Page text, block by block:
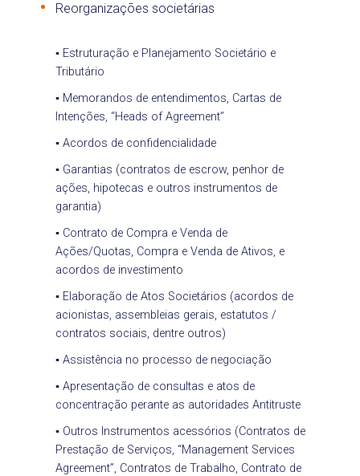
Reorganizações societárias
▪ Estruturação e Planejamento Societário e
Tributário
▪ Memorandos de entendimentos, Cartas de
Intenções, “Heads of Agreement”
▪ Acordos de confidencialidade
▪ Garantias (contratos de escrow, penhor de
ações, hipotecas e outros instrumentos de
garantia)
▪ Contrato de Compra e Venda de
Ações/Quotas, Compra e Venda de Ativos, e
acordos de investimento
▪ Elaboração de Atos Societários (acordos de
acionistas, assembleias gerais, estatutos /
contratos sociais, dentre outros)
▪ Assistência no processo de negociação
▪ Apresentação de consultas e atos de
concentração perante as autoridades Antitruste
▪ Outros Instrumentos acessórios (Contratos de
Prestação de Serviços, “Management Services
Agreement”, Contratos de Trabalho, Contrato de